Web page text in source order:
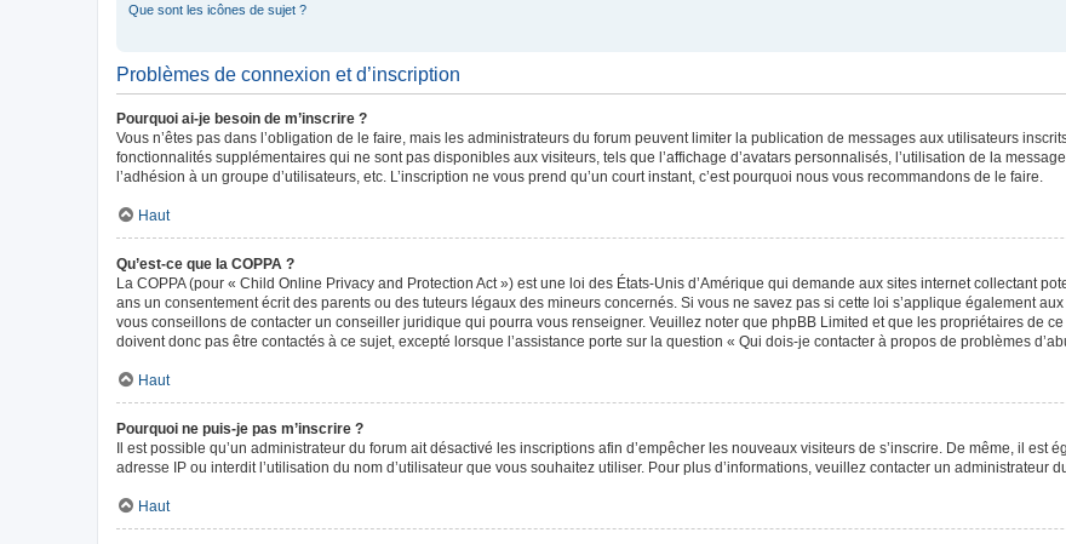
Que sont les icônes de sujet ?
Problèmes de connexion et d’inscription
Pourquoi ai-je besoin de m’inscrire ?
Vous n’êtes pas dans l’obligation de le faire, mais les administrateurs du forum peuvent limiter la publication de messages aux utilisateurs
fonctionnalités supplémentaires qui ne sont pas disponibles aux visiteurs, tels que l’affichage d’avatars personnalisés, l’utilisation de la
l’adhésion à un groupe d’utilisateurs, etc. L’inscription ne vous prend qu’un court instant, c’est pourquoi nous vous recommandons de le faire.
Haut
Qu’est-ce que la COPPA ?
La COPPA (pour « Child Online Privacy and Protection Act ») est une loi des États-Unis d’Amérique qui demande aux sites internet collectant
ans un consentement écrit des parents ou des tuteurs légaux des mineurs concernés. Si vous ne savez pas si cette loi s’applique également
vous conseillons de contacter un conseiller juridique qui pourra vous renseigner. Veuillez noter que phpBB Limited et que les propriétaires de
doivent donc pas être contactés à ce sujet, excepté lorsque l’assistance porte sur la question « Qui dois-je contacter à propos de problèmes
Haut
Pourquoi ne puis-je pas m’inscrire ?
Il est possible qu’un administrateur du forum ait désactivé les inscriptions afin d’empêcher les nouveaux visiteurs de s’inscrire. De même, il est
adresse IP ou interdit l’utilisation du nom d’utilisateur que vous souhaitez utiliser. Pour plus d’informations, veuillez contacter un administrateur
Haut